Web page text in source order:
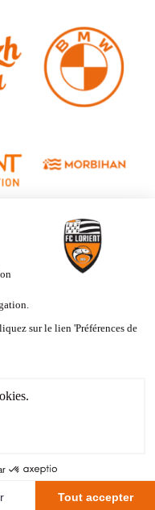
choix de cookies